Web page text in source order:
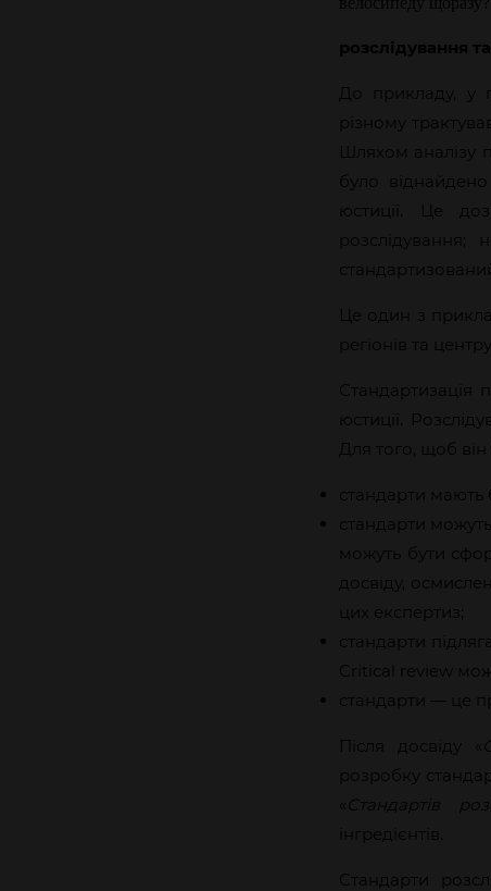
розслідування
До прикладу, у
різному
Шляхом аналізу
було
юстиції. Це
Це один з
регіонів та
Стандартизація
юстиції.
Для того, щоб він
стандарти мають
стандарти
можуть бути
досвіду,
цих експертиз;
стандарти
Critical review
стандарти — це
Після досвіду «
розробку
Стандартів
інгредієнтів.
Стандарти